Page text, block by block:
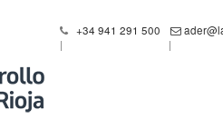
+34 941 291 500